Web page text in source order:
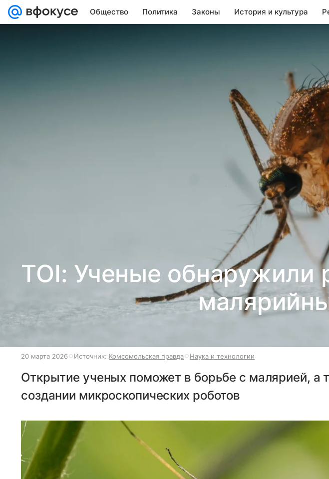
Общество Политика Законы История и культура
TOI: Ученые обнаружили
20 марта 2026 Источник: Комсомольская правда Наука и технологии
Открытие ученых поможет в борьбе с малярией, а
создании микроскопических роботов